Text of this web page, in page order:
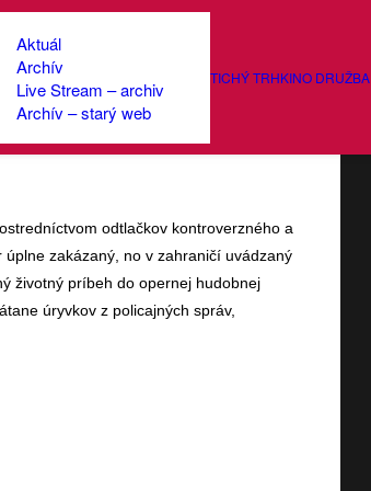
Aktuál
Archív
Live Stream – archiv
Archív – starý web
TICHÝ TRHKINO DRUŽBA
Kaprkód (Česko-
odtlačkov kontroverzného a
zakázaný, no v zahraničí uvádzaný
životný príbeh do opernej hudobnej
úryvkov z policajných správ,